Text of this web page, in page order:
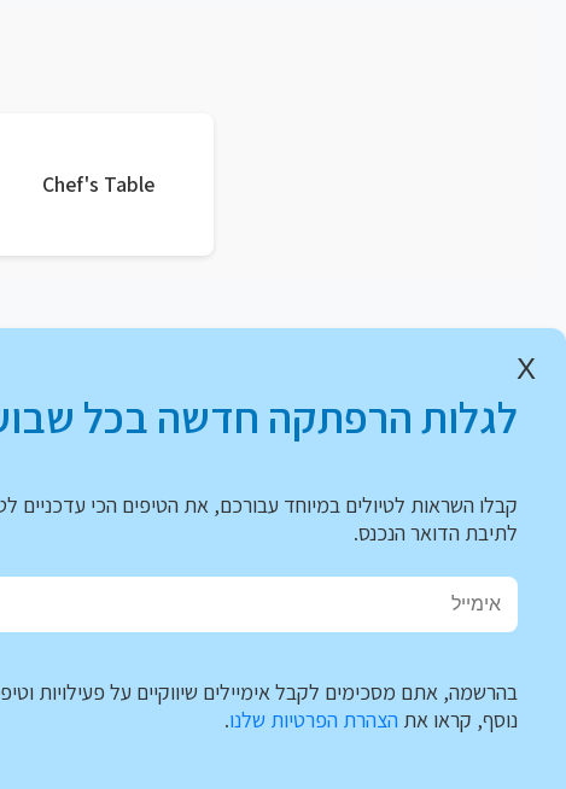
Chef's Table
X
לגלות הרפתקה חדשה בכל
קבלו השראות לטיולים במיוחד עבורכם, את הטיפים הכי עדכניים
לתיבת הדואר הנכנס.
בהרשמה, אתם מסכימים לקבל אימיילים שיווקיים על פעילויות
נוסף, קראו את הצהרת הפרטיות שלנו.